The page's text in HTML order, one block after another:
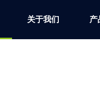
关于我们 产